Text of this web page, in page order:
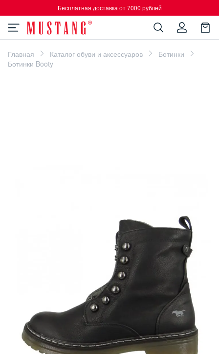
Бесплатная доставка от 7000 рублей
Главная Каталог обуви и аксессуаров
Ботинки
Ботинки Booty